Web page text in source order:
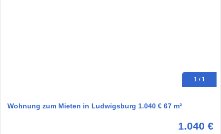
1 / 1
Wohnung zum Mieten in Ludwigsburg 1.040 € 67 m²
1.040 €